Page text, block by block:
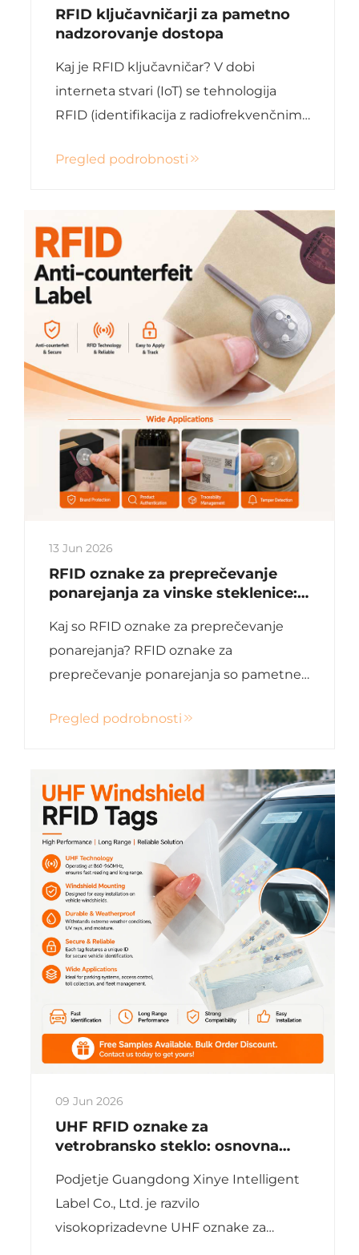
RFID ključavničarji za pametno
nadzorovanje dostopa
Kaj je RFID ključavničar? V dobi
interneta stvari (IoT) se tehnologija
RFID (identifikacija z radiofrekvenčnimi
Kot prenosna različica pametnih kartic
kompaktnosti in udobnosti –
omogočajo enostaven in varnosten
dostop do različnih sistemov in naprav.
Pregled podrobnosti
13 Jun 2026
RFID oznake za preprečevanje
ponarejanja za vinske steklenice:
sledljivost
Kaj so RFID oznake za preprečevanje
ponarejanja? RFID oznake za
preprečevanje ponarejanja so pametne
antenami. Vsaka oznaka vsebuje
težko podvojiti. Ko so prilepljene na
vinske steklenice, te oznake ...
Pregled podrobnosti
09 Jun 2026
UHF RFID oznake za
vetrobransko steklo: osnovna
vozil
Podjetje Guangdong Xinye Intelligent
Label Co., Ltd. je razvilo
visokoprizadevne UHF oznake za